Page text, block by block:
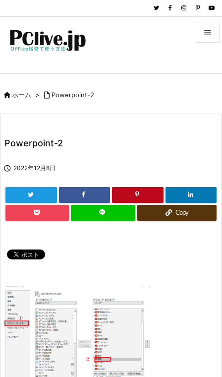

前へ
ホーム >  Powerpoint-2
Powerpoint-2
 2022年12月8日
Copy